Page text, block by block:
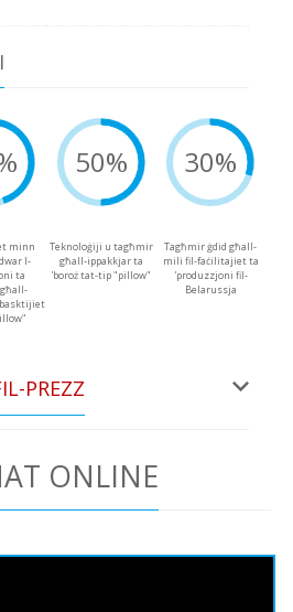
minn
l-
ta
50%
Teknoloġiji u tagħmir
għall-ippakkjar ta
'boroż tat-tip "pillow"
30%
Tagħmir ġdid għall-
mili fil-faċilitajiet ta
'produzzjoni fil-
Belarussja
PREZZ
ONLINE